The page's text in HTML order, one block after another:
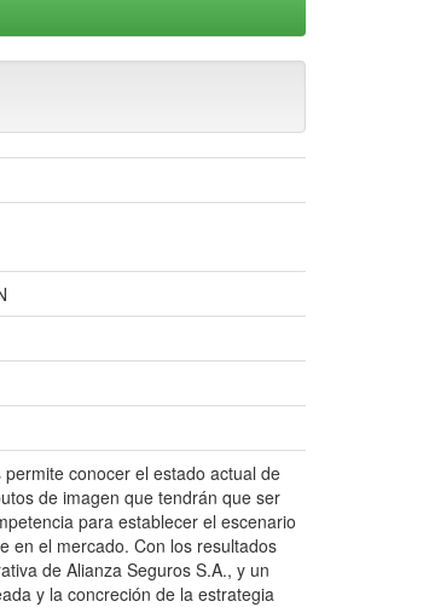
conocer el estado actual de
de imagen que tendrán que ser
para establecer el escenario
en el mercado. Con los resultados
de Alianza Seguros S.A., y un
y la concreción de la estrategia